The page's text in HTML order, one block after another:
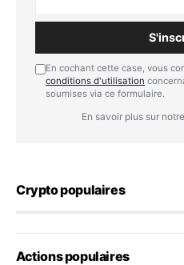
En cochant cette case, vous
conditions d'utilisation
soumises via ce formulaire.
En savoir plus sur
Crypto populaires
Actions populaires